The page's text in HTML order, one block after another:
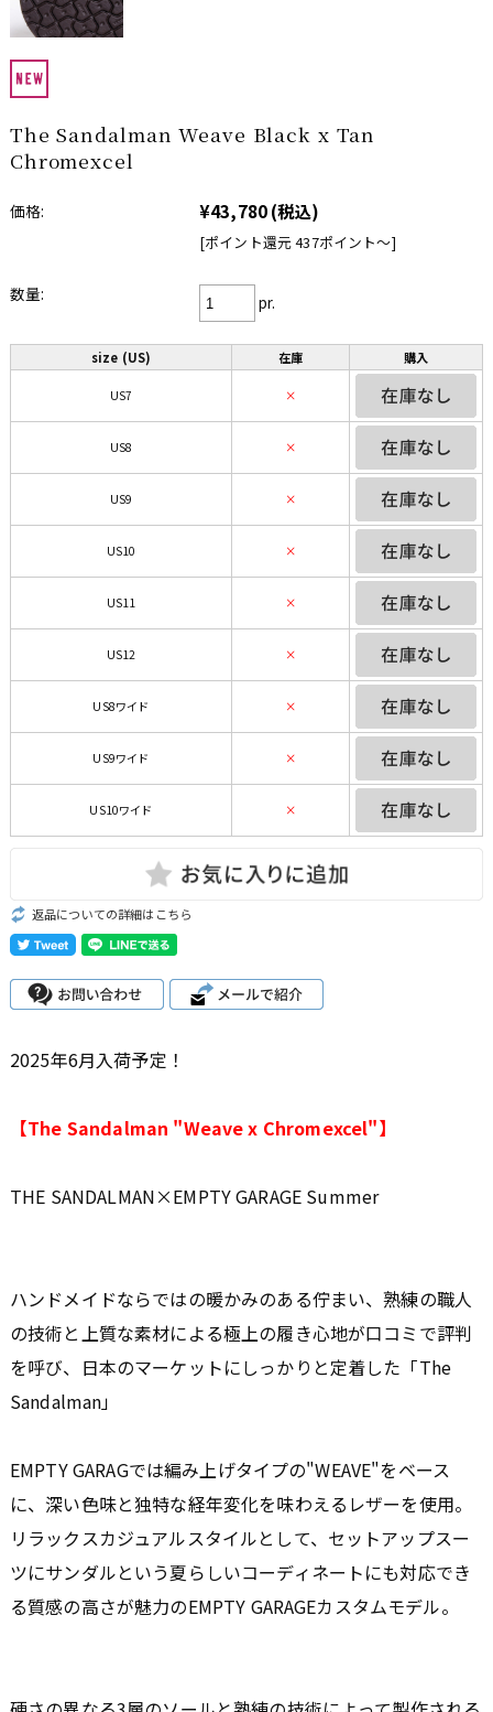
The Sandalman Weave Black x Tan
Chromexcel
価格: ¥43,780(税込)
[ポイント還元 437ポイント〜]
数量: pr.
size (US) 在庫 購入
US7 ×
US8 ×
US9 ×
US10 ×
US11 ×
US12 ×
US8ワイド ×
US9ワイド ×
US10ワイド ×
返品についての詳細はこちら
2025年6月入荷予定！
【The Sandalman "Weave x Chromexcel"】
THE SANDALMAN×EMPTY GARAGE Summer
ハンドメイドならではの暖かみのある佇まい、熟練の職人
の技術と上質な素材による極上の履き心地が口コミで評判
を呼び、日本のマーケットにしっかりと定着した「The
Sandalman」
EMPTY GARAGでは編み上げタイプの"WEAVE"をベース
に、深い色味と独特な経年変化を味わえるレザーを使用。
リラックスカジュアルスタイルとして、セットアップスー
ツにサンダルという夏らしいコーディネートにも対応でき
る質感の高さが魅力のEMPTY GARAGEカスタムモデル。